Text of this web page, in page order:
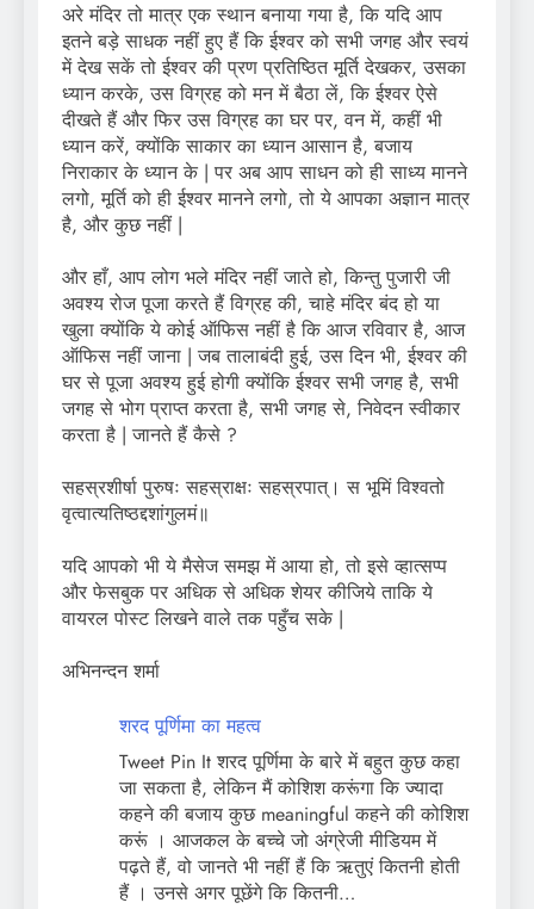
अरे मंदिर तो मात्र एक स्थान बनाया गया है, कि यदि आप
इतने बड़े साधक नहीं हुए हैं कि ईश्वर को सभी जगह और स्वयं
में देख सकें तो ईश्वर की प्रण प्रतिष्ठित मूर्ति देखकर, उसका
ध्यान करके, उस विग्रह को मन में बैठा लें, कि ईश्वर ऐसे
दीखते हैं और फिर उस विग्रह का घर पर, वन में, कहीं भी
ध्यान करें, क्योंकि साकार का ध्यान आसान है, बजाय
निराकार के ध्यान के | पर अब आप साधन को ही साध्य मानने
लगो, मूर्ति को ही ईश्वर मानने लगो, तो ये आपका अज्ञान मात्र
है, और कुछ नहीं |
और हाँ, आप लोग भले मंदिर नहीं जाते हो, किन्तु पुजारी जी
अवश्य रोज पूजा करते हैं विग्रह की, चाहे मंदिर बंद हो या
खुला क्योंकि ये कोई ऑफिस नहीं है कि आज रविवार है, आज
ऑफिस नहीं जाना | जब तालाबंदी हुई, उस दिन भी, ईश्वर की
घर से पूजा अवश्य हुई होगी क्योंकि ईश्वर सभी जगह है, सभी
जगह से भोग प्राप्त करता है, सभी जगह से, निवेदन स्वीकार
करता है | जानते हैं कैसे ?
सहस्रशीर्षा पुरुषः सहस्राक्षः सहस्रपात्। स भूमिं विश्वतो
वृत्वात्यतिष्ठद्दशांगुलमं॥
यदि आपको भी ये मैसेज समझ में आया हो, तो इसे व्हात्सप्प
और फेसबुक पर अधिक से अधिक शेयर कीजिये ताकि ये
वायरल पोस्ट लिखने वाले तक पहुँच सके |
अभिनन्दन शर्मा
शरद पूर्णिमा का महत्व
Tweet Pin It शरद पूर्णिमा के बारे में बहुत कुछ कहा
जा सकता है, लेकिन मैं कोशिश करूंगा कि ज्यादा
कहने की बजाय कुछ meaningful कहने की कोशिश
करूं । आजकल के बच्चे जो अंग्रेजी मीडियम में
पढ़ते हैं, वो जानते भी नहीं हैं कि ऋतुएं कितनी होती
हैं । उनसे अगर पूछेंगे कि कितनी…